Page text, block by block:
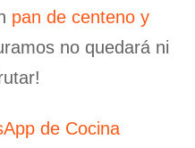
pan de centeno y
no quedará ni
de Cocina